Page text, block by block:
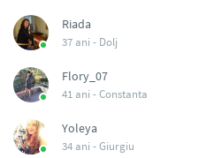
Riada
37 ani - Dolj
Flory_07
41 ani -Constanta
Yoleya
34 ani -Giurgiu